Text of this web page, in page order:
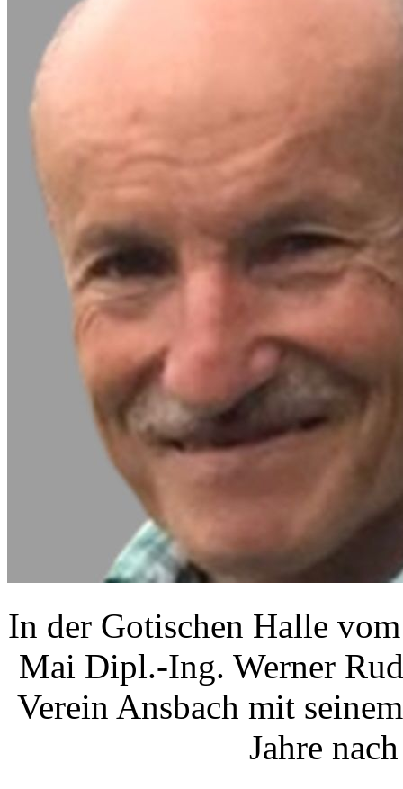
In der Gotischen Halle
Mai Dipl.-Ing. Werner
Verein Ansbach mit
Jahre